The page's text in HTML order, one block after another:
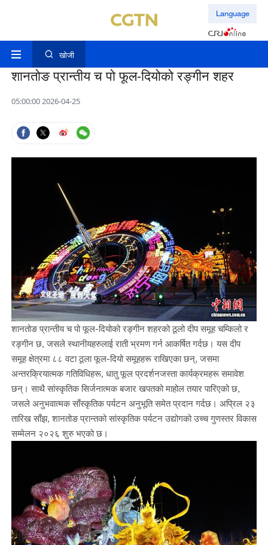
Language
खोजी
शानतोङ प्रान्तीय च पो फूल-दियोको रङ्गीन शहर
05:00:00 2026-04-25
शानतोङ प्रान्तीय च पो फूल-दियोको रङ्गीन शहरको ठूलो दीप समूह चम्किलो र
रङ्गीन छ, जसले स्थानीयहरुलाई राती भ्रमण गर्न आकर्षित गर्दछ। यस दीप
समूह क्षेत्रमा ८८ वटा ठूला फूल-दियो समूहहरू राखिएका छन्, जसमा
अन्तरक्रियात्मक गतिविधिहरू, धातु फूल प्रदर्शनजस्ता कार्यक्रमहरू समावेश
छन्। साथै सांस्कृतिक सिर्जनात्मक बजार खपतको माहोल तयार पारिएको छ,
जसले अनुभवात्मक साँस्कृतिक पर्यटन अनुभूति समेत प्रदान गर्दछ। अप्रिल २३
तारिख साँझ, शानतोङ प्रान्तको सांस्कृतिक पर्यटन उद्योगको उच्च गुणस्तर विकास
सम्मेलन २०२६ शुरु भएको छ।